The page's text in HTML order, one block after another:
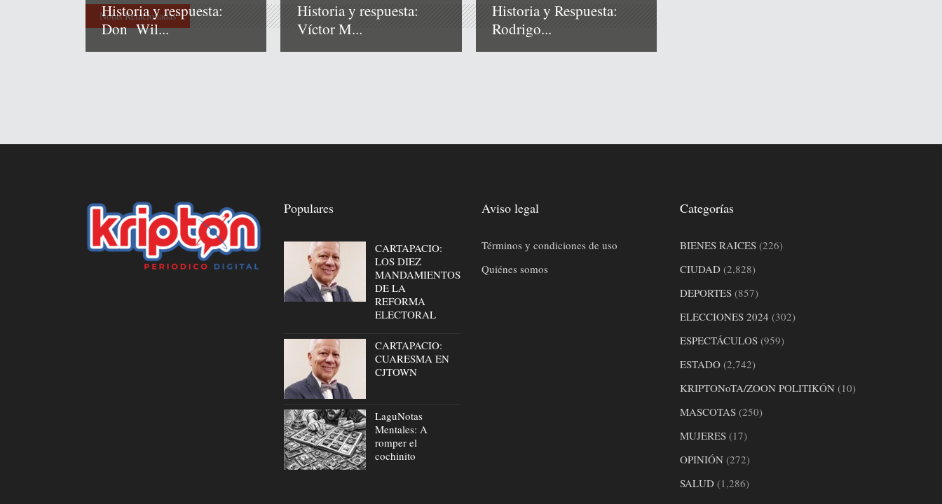
Notas Relacionadas
Historia y respuesta:
Don Wil...
Historia y respuesta:
Víctor M...
Historia y Respuesta:
Rodrigo...
Populares
CARTAPACIO:
LOS DIEZ
MANDAMIENTOS
DE LA
REFORMA
ELECTORAL
CARTAPACIO:
CUARESMA EN
CJTOWN
LaguNotas
Mentales: A
romper el
cochinito
Aviso legal
Términos y condiciones de uso
Quiénes somos
Categorías
BIENES RAICES(226)
CIUDAD(2,828)
DEPORTES(857)
ELECCIONES 2024 (302)
ESPECTÁCULOS(959)
ESTADO(2,742)
KRIPTONoTA/ZOON POLITIKÓN(10)
MASCOTAS(250)
MUJERES(17)
OPINIÓN(272)
SALUD(1,286)